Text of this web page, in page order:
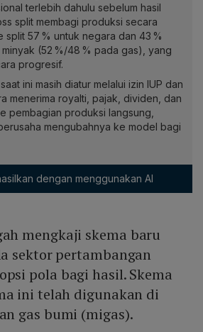
terlebih dahulu sebelum hasil
split membagi produksi secara
split 57 % untuk negara dan 43 %
(52 %/48 % pada gas), yang
progresif.
ini masih diatur melalui izin IUP dan
menerima royalti, pajak, dividen, dan
pembagian produksi langsung,
mengubahnya ke model bagi
dengan menggunakan AI
mengkaji skema baru
sektor pertambangan
pola bagi hasil. Skema
ini telah digunakan di
gas bumi (migas).